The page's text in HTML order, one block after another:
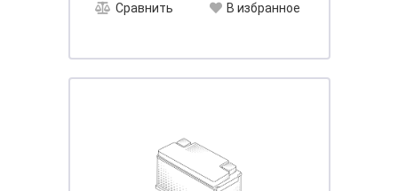
Сравнить В избранное